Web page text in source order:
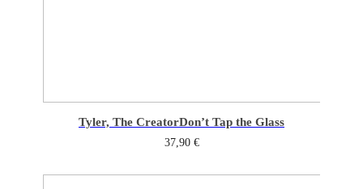
Tyler, The CreatorDon’t Tap the Glass
37,90 €